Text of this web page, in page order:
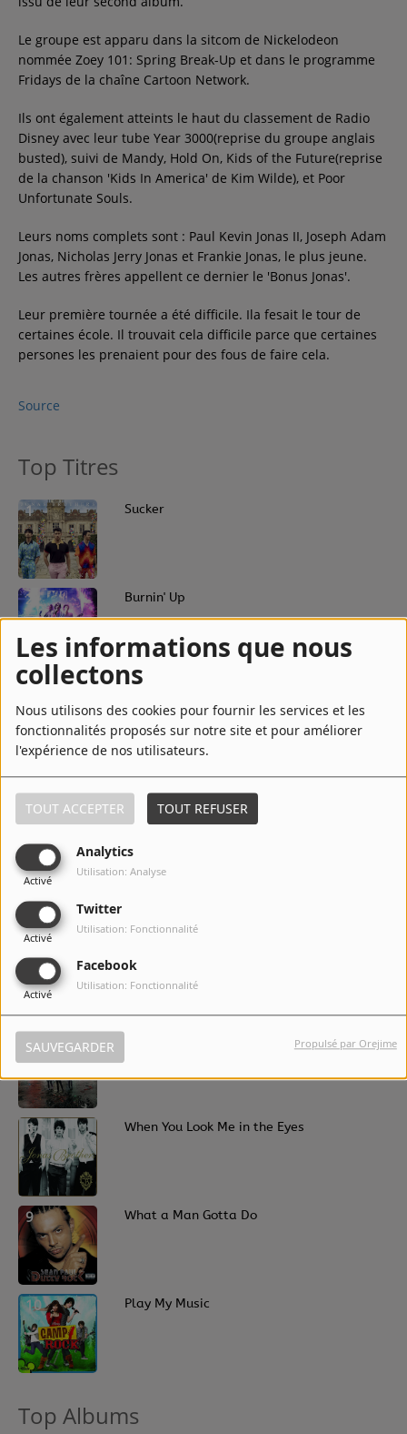
Les informations que nous
collectons
Nous utilisons des cookies pour fournir les services et les
fonctionnalités proposés sur notre site et pour améliorer
l'expérience de nos utilisateurs.
TOUT ACCEPTER TOUT REFUSER
Analytics
Activé
Utilisation: Analyse
Twitter
Activé
Utilisation: Fonctionnalité
Facebook
Activé
Utilisation: Fonctionnalité
SAUVEGARDER Propulsé par Orejime
Le groupe est apparu dans la sitcom de Nickelodeon
nommée Zoey 101: Spring Break-Up et dans le programme
Fridays de la chaîne Cartoon Network.
Ils ont également atteints le haut du classement de Radio
Disney avec leur tube Year 3000(reprise du groupe anglais
busted), suivi de Mandy, Hold On, Kids of the Future(reprise
de la chanson 'Kids In America' de Kim Wilde), et Poor
Unfortunate Souls.
Leurs noms complets sont : Paul Kevin Jonas II, Joseph Adam
Jonas, Nicholas Jerry Jonas et Frankie Jonas, le plus jeune.
Les autres frères appellent ce dernier le 'Bonus Jonas'.
Leur première tournée a été difficile. Ila fesait le tour de
certaines école. Il trouvait cela difficile parce que certaines
persones les prenaient pour des fous de faire cela.
Source
Top Titres
1 Sucker
2 Burnin' Up
3 S.O.S.
4 Year 3000
7
8 When You Look Me in the Eyes
9 What a Man Gotta Do
10 Play My Music
Top Albums